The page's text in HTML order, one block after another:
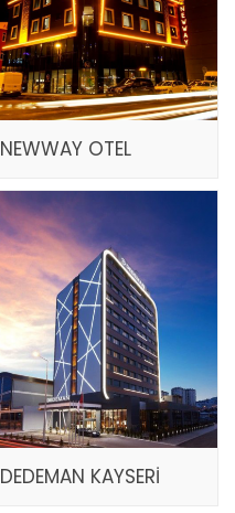
NEWWAY OTEL
DEDEMAN KAYSERİ